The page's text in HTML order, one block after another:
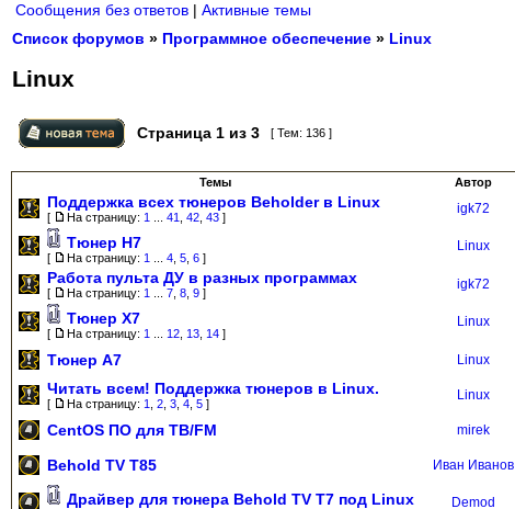
Сообщения без ответов | Активные темы
Список форумов » Программное обеспечение » Linux
Linux
Страница 1 из 3 [ Тем: 136 ]
Темы Автор
Поддержка всех тюнеров Beholder в Linux
[ На страницу: 1 41 42 43 ]
igk72
Тюнер H7
[ На страницу: 1 4 5 6 ]
Linux
Работа пульта ДУ в разных программах
[ На страницу: 1 7 8 9 ]
igk72
Тюнер X7
[ На страницу: 1 12 13 14 ]
Linux
Тюнер А7 Linux
Читать всем! Поддержка тюнеров в Linux.
[ На страницу: 1 2 3 4 5 ]
Linux
CentOS ПО для ТВ/FM mirek
Behold TV T85 Иван Иванов
Драйвер для тюнера Behold TV T7 под Linux Demod